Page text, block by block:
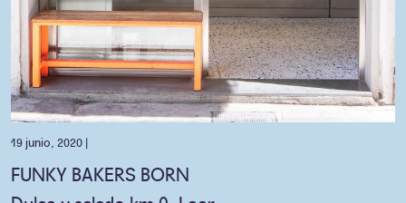
19 junio, 2020 |
FUNKY BAKERS BORN